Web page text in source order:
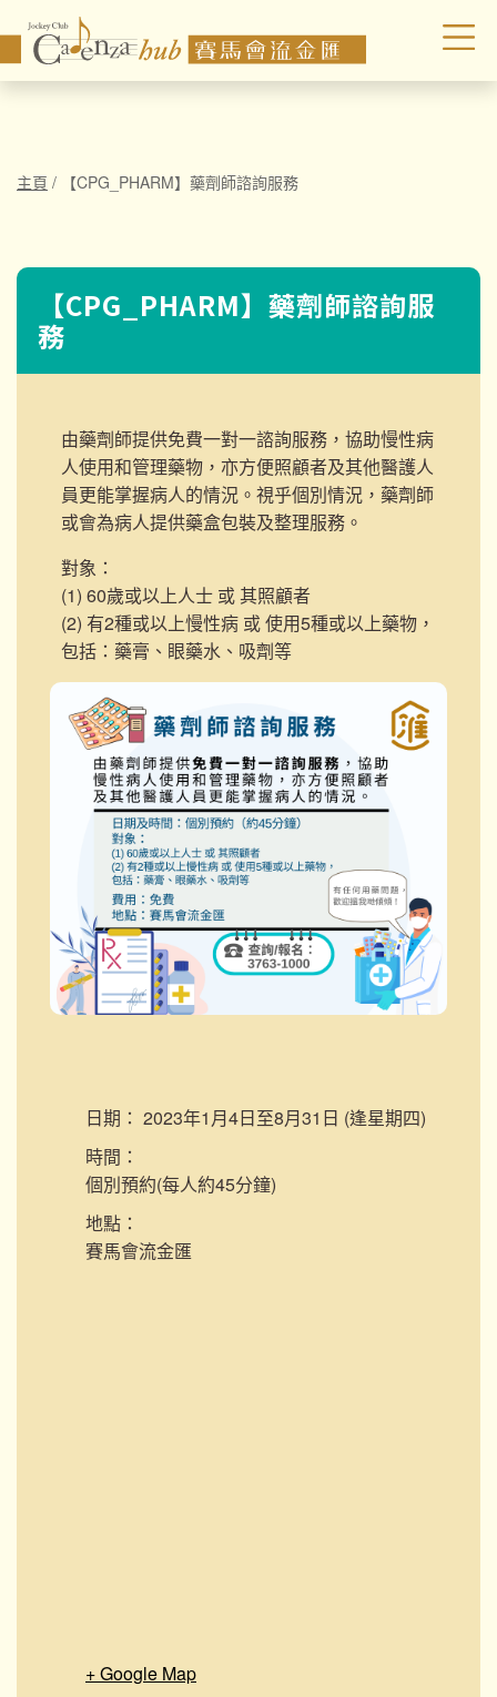
主頁 / 【CPG_PHARM】藥劑師諮詢服務
【CPG_PHARM】藥劑師諮詢服
務
由藥劑師提供免費一對一諮詢服務 ，協助慢性病
人使用和管理藥物，亦方便照顧者及其他醫護人
員更能掌握病人的情況。 視乎個別情況，藥劑師
或會為病人提供藥盒包裝及整理服務。
對象：
(1) 60歲或以上人士 或 其照顧者
(2) 有2種或以上慢性病 或 使用5種或以上藥物，
包括：藥膏、眼藥水、吸劑等
日期： 2023年1月4日至8月31日 (逢星期四)
時間：
個別預約(每人約45分鐘)
地點：
賽馬會流金匯
+ Google Map